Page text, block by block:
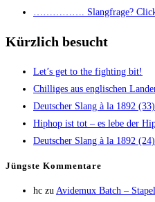
……………. Slang­fra­ge? Click
Kürzlich besucht
Let’s get to the fight­ing bit!
Chil­li­ges aus eng­li­schen
Deut­scher Slang à la 1892 (33)
Hip­hop ist tot – es lebe der
Deut­scher Slang à la 1892 (24)
Jüngs­te Kommentare
hc zu Avi­de­mux Batch –